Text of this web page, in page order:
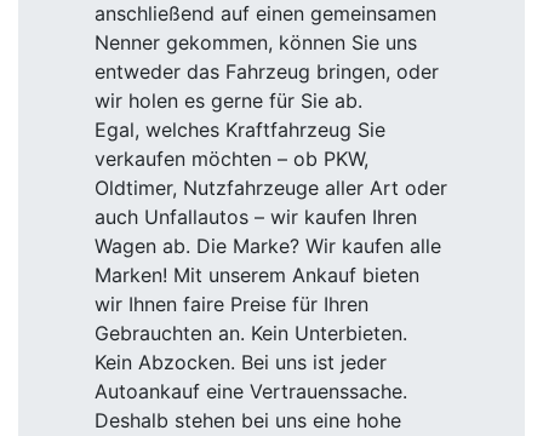
anschließend auf einen gemeinsamen
Nenner gekommen, können Sie uns
entweder das Fahrzeug bringen, oder
wir holen es gerne für Sie ab.
Egal, welches Kraftfahrzeug Sie
verkaufen möchten – ob PKW,
Oldtimer, Nutzfahrzeuge aller Art oder
auch Unfallautos – wir kaufen Ihren
Wagen ab. Die Marke? Wir kaufen alle
Marken! Mit unserem Ankauf bieten
wir Ihnen faire Preise für Ihren
Gebrauchten an. Kein Unterbieten.
Kein Abzocken. Bei uns ist jeder
Autoankauf eine Vertrauenssache.
Deshalb stehen bei uns eine hohe